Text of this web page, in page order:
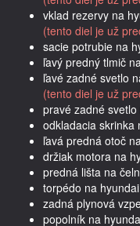
vklad rezervy na
(tento diel je už
sacie potrubie na
ľavý predný tlmič
ľavé zadné svetlo
(tento diel je už
pravé zadné
odkladacia skrinka
ľavá predná otoč
držiak motora na
predná lišta na
torpédo na
zadná plynová
popolník na